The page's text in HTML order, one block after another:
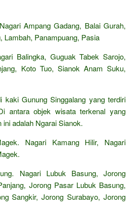
Ampang Gadang, Balai Gurah,
Lambah, Panampuang, Pasia
Balingka, Guguak Tabek Sarojo,
Koto Tuo, Sianok Anam Suku,
kaki Gunung Singgalang yang terdiri
antara objek wisata terkenal yang
adalah Ngarai Sianok.
Nagari Kamang Hilir, Nagari
Nagari Lubuk Basung, Jorong
Jorong Pasar Lubuk Basung,
Sangkir, Jorong Surabayo, Jorong